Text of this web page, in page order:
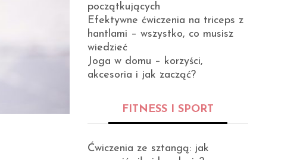
początkujących
Efektywne ćwiczenia na triceps z
hantlami – wszystko, co musisz
wiedzieć
Joga w domu – korzyści,
akcesoria i jak zacząć?
FITNESS I SPORT
Ćwiczenia ze sztangą: jak